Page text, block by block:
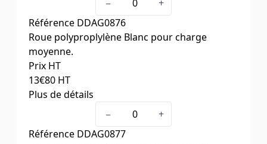
40
Dimension de la platine
Entraxe des trous de la platine55 x 31
Ø des trous de la platine
Hauteur totale (mm)
Déport (mm)
Cdt par10
Fixe
−
+
Référence DDAG0876
Roue polyproplylène Blanc pour charge
moyenne.
Prix HT
13€80 HT
Plus de détails
65 x 27
70
Dimension de la platine
−
+
Référence DDAG0877